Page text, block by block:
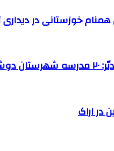
خوزستانی در دیداری
است
در اراک